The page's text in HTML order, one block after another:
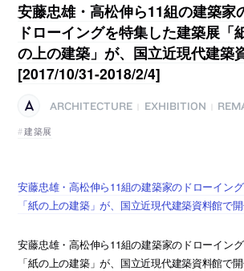
安藤忠雄・高松伸ら11組の建築家
ドローイングを特集した建築展「
の上の建築」が、国立近現代建築
[2017/10/31-2018/2/4]
ARCHITECTURE EXHIBITION
建築展
安藤忠雄・高松伸ら11組の建築家のドローイン
「紙の上の建築」が、国立近現代建築資料館で
安藤忠雄・高松伸ら11組の建築家のドローイン
「紙の上の建築」が、国立近現代建築資料館で